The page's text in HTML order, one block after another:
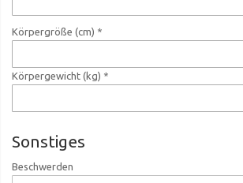
Körpergröße (cm) *
Körpergewicht (kg) *
Sonstiges
Beschwerden